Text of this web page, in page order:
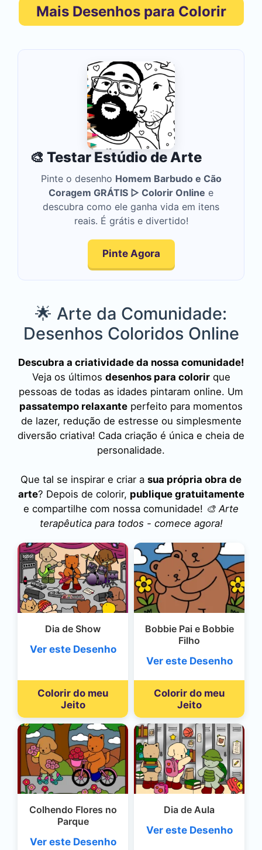
Mais Desenhos para Colorir
🎨 Testar Estúdio de Arte
Pinte o desenho Homem Barbudo e Cão
Coragem GRÁTIS ▷ Colorir Online e
descubra como ele ganha vida em itens
reais. É grátis e divertido!
Pinte Agora
🌟 Arte da Comunidade:
Desenhos Coloridos Online
Descubra a criatividade da nossa comunidade!
Veja os últimos desenhos para colorirque
pessoas de todas as idades pintaram online. Um
passatempo relaxante perfeito para momentos
de lazer, redução de estresse ou simplesmente
diversão criativa! Cada criação é única e cheia de
personalidade.
Que tal se inspirar e criar a sua própria obra de
arte? Depois de colorir, publique gratuitamente
e compartilhe com nossa comunidade! 🎨 Arte
terapêutica para todos - comece agora!
Dia de Show
Ver este Desenho
Colorir do meu
Jeito
Bobbie Pai e Bobbie
Filho
Ver este Desenho
Colorir do meu
Jeito
Colhendo Flores no
Parque
Ver este Desenho
Dia de Aula
Ver este Desenho